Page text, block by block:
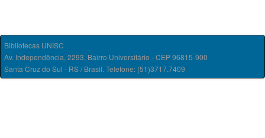
Bibliotecas UNISC
Av. Independência, 2293, Bairro Universitário - CEP 96815-900
Santa Cruz do Sul - RS / Brasil. Telefone: (51)3717.7409